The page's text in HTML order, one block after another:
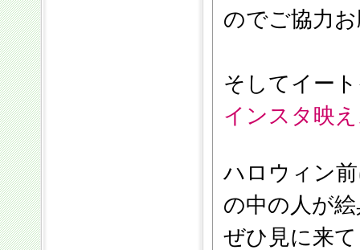
のでご協力
そしてイー
インスタ映
ハロウィン
の中の人が
ぜひ見に来